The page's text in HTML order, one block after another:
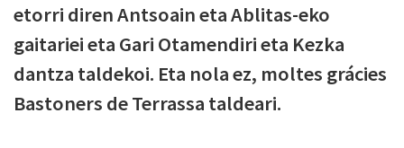
etorri diren Antsoain eta Ablitas-eko
gaitariei eta Gari Otamendiri eta Kezka
dantza taldekoi. Eta nola ez, moltes grácies
Bastoners de Terrassa taldeari.